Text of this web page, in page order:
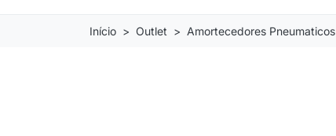
Início Outlet Amortecedores Pneumaticos